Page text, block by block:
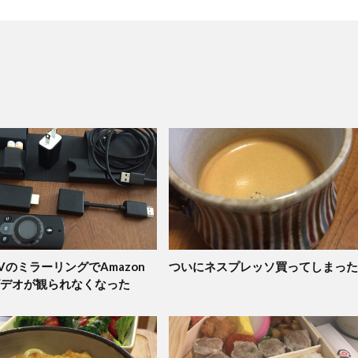
のミラーリングでAmazon
オが観られなくなった
ついにネスプレッソ買ってしまった